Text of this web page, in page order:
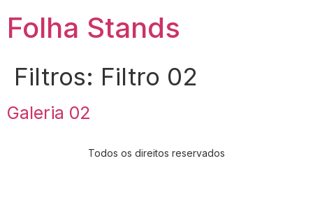
Folha Stands
Filtros: Filtro 02
Galeria 02
Todos os direitos reservados